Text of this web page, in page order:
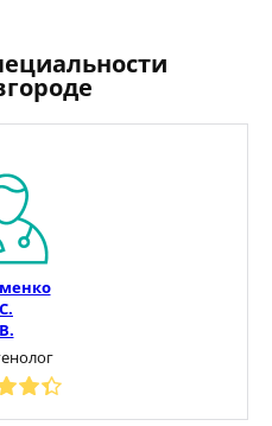
С.
В.